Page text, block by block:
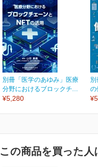
別冊「医学のあゆみ」医療
分野におけるブロックチ...
¥5,280
この商品を買った人